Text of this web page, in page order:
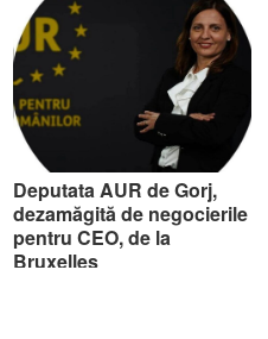
Deputata AUR de Gorj,
dezamăgită de negocierile
pentru CEO, de la
Bruxelles